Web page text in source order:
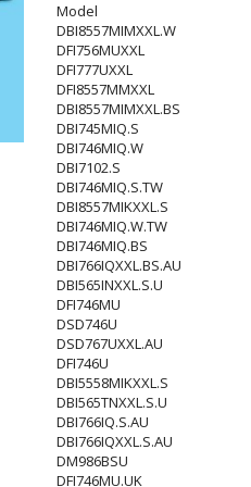
Model
DBI8557MIMXXL.W
DFI756MUXXL
DFI777UXXL
DFI8557MMXXL
DBI8557MIMXXL.BS
DBI745MIQ.S
DBI746MIQ.W
DBI7102.S
DBI746MIQ.S.TW
DBI8557MIKXXL.S
DBI746MIQ.W.TW
DBI746MIQ.BS
DBI766IQXXL.BS.AU
DBI565INXXL.S.U
DFI746MU
DSD746U
DSD767UXXL.AU
DFI746U
DBI5558MIKXXL.S
DBI565TNXXL.S.U
DBI766IQ.S.AU
DBI766IQXXL.S.AU
DM986BSU
DFI746MU.UK